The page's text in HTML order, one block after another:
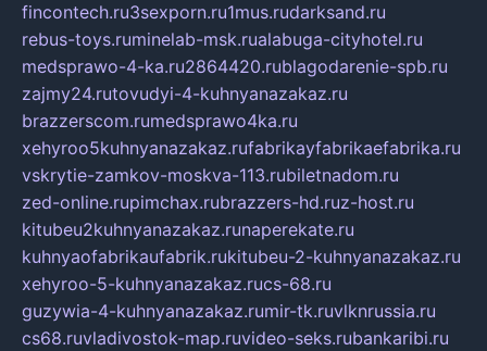
fincontech.ru3sexporn.ru1mus.rudarksand.ru
rebus-toys.ruminelab-msk.rualabuga-cityhotel.ru
medsprawo-4-ka.ru2864420.rublagodarenie-spb.ru
zajmy24.rutovudyi-4-kuhnyanazakaz.ru
brazzerscom.rumedsprawo4ka.ru
xehyroo5kuhnyanazakaz.rufabrikayfabrikaefabrika.ru
vskrytie-zamkov-moskva-113.rubiletnadom.ru
zed-online.rupimchax.rubrazzers-hd.ruz-host.ru
kitubeu2kuhnyanazakaz.runaperekate.ru
kuhnyaofabrikaufabrik.rukitubeu-2-kuhnyanazakaz.ru
xehyroo-5-kuhnyanazakaz.rucs-68.ru
guzywia-4-kuhnyanazakaz.rumir-tk.ruvlknrussia.ru
cs68.ruvladivostok-map.ruvideo-seks.rubankaribi.ru